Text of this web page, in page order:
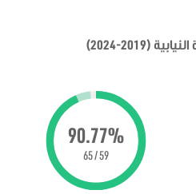
(2019-2024)
90.77%
59 / 65